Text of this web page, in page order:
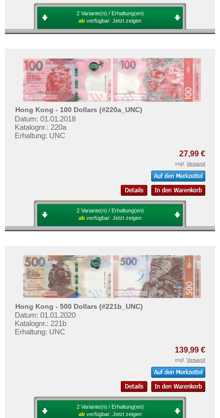
2 Variante(n) / Erhaltung(en)
ab verfügbar: Jetzt zeigen
Hong Kong - 100 Dollars (#220a_UNC)
Datum: 01.01.2018
Katalognr.: 220a
Erhaltung: UNC
27,99 €
zzgl. Versand
2 Variante(n) / Erhaltung(en)
ab verfügbar: Jetzt zeigen
Hong Kong - 500 Dollars (#221b_UNC)
Datum: 01.01.2020
Katalognr.: 221b
Erhaltung: UNC
139,99 €
zzgl. Versand
2 Variante(n) / Erhaltung(en)
ab verfügbar: Jetzt zeigen